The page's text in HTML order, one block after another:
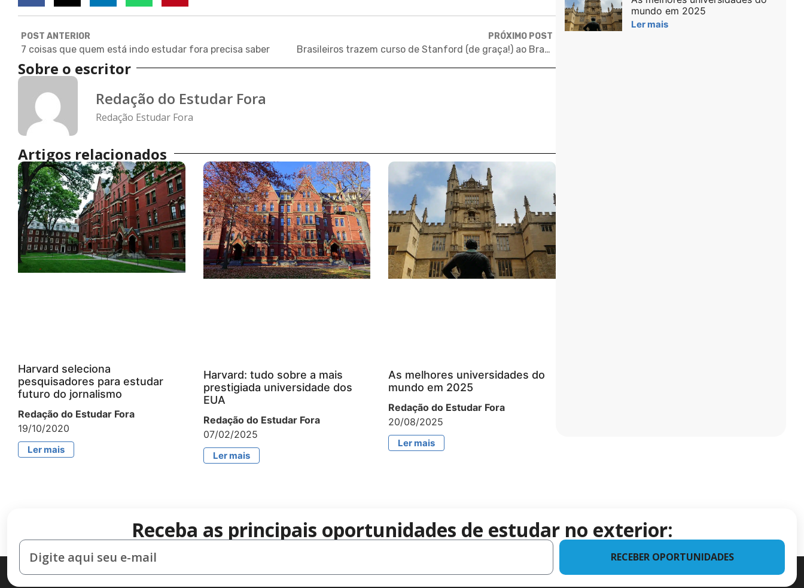
POST ANTERIOR
7 coisas que quem está indo estudar fora precisa saber
PRÓXIMO POST
Brasileiros trazem curso de Stanford (de graça!) ao Brasil
Sobre o escritor
Redação do Estudar Fora
Redação Estudar Fora
Artigos relacionados
Harvard seleciona
pesquisadores para estudar
futuro do jornalismo
Redação do Estudar Fora
19/10/2020
Ler mais
Harvard: tudo sobre a mais
prestigiada universidade dos
EUA
Redação do Estudar Fora
07/02/2025
Ler mais
As melhores universidades do
mundo em 2025
Redação do Estudar Fora
20/08/2025
Ler mais
mundo em 2025
Ler mais
Receba as principais oportunidades de estudar no exterior:
RECEBER OPORTUNIDADES